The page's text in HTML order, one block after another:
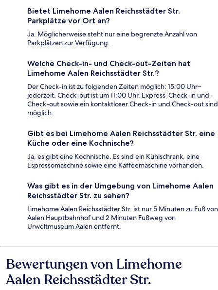
Bietet Limehome Aalen Reichsstädter Str.
Parkplätze vor Ort an?
Ja. Möglicherweise steht nur eine begrenzte Anzahl von
Parkplätzen zur Verfügung.
Welche Check-in- und Check-out-Zeiten hat
Limehome Aalen Reichsstädter Str.?
Der Check-in ist zu folgenden Zeiten möglich: 15:00 Uhr–
jederzeit. Check-out ist um 11:00 Uhr. Express-Check-in und -
Check-out sowie ein kontaktloser Check-in und Check-out sind
möglich.
Gibt es bei Limehome Aalen Reichsstädter Str. eine
Küche oder eine Kochnische?
Ja, es gibt eine Kochnische. Es sind ein Kühlschrank, eine
Espressomaschine sowie eine Kaffeemaschine vorhanden.
Was gibt es in der Umgebung von Limehome Aalen
Reichsstädter Str. zu sehen?
Limehome Aalen Reichsstädter Str. ist nur 5 Minuten zu Fuß von
Aalen Hauptbahnhof und 2 Minuten Fußweg von
Urweltmuseum Aalen entfernt.
Bewertungen
Bewertungen von Limehome
Aalen Reichsstädter Str.